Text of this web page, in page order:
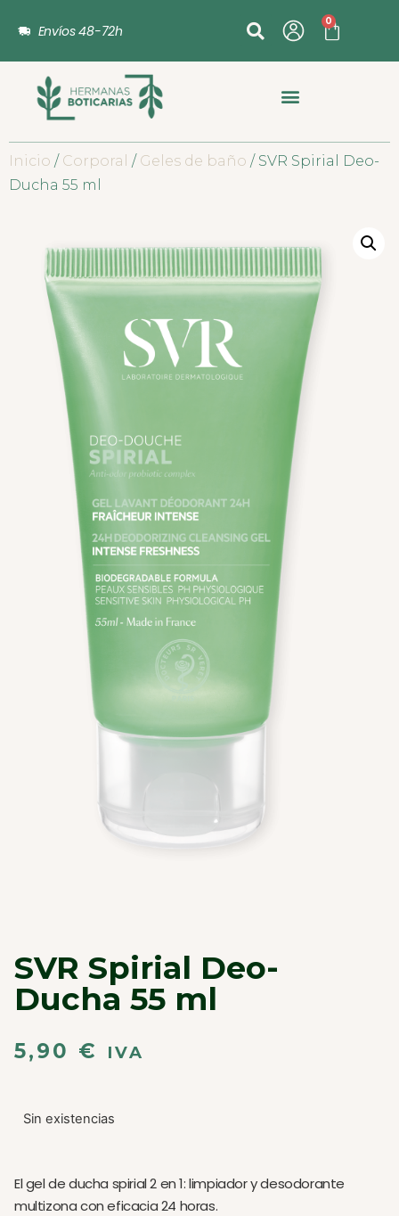
Envíos 48-72h
0
Inicio / Corporal / Geles de baño / SVR Spirial Deo-
Ducha 55 ml
SVR Spirial Deo-
Ducha 55 ml
5,90 € IVA
Sin existencias
El gel de ducha spirial 2 en 1: limpiador y desodorante
multizona con eficacia 24 horas.